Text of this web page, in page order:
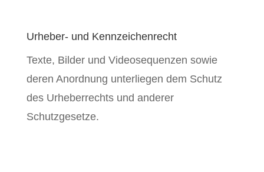
Urheber- und Kennzeichenrecht
Texte, Bilder und Videosequenzen sowie
deren Anordnung unterliegen dem Schutz
des Urheberrechts und anderer
Schutzgesetze.